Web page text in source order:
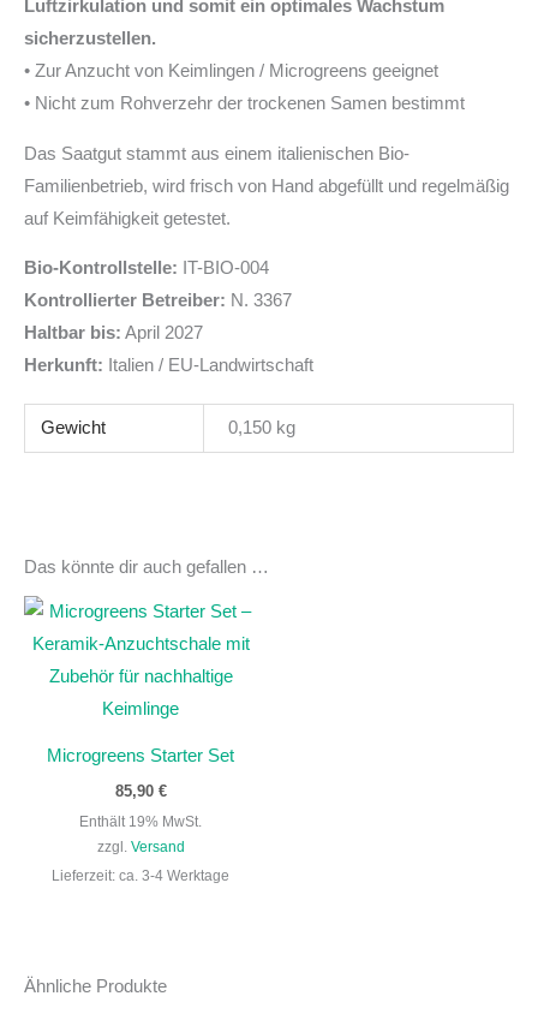
Luftzirkulation und somit ein optimales Wachstum
sicherzustellen.
• Zur Anzucht von Keimlingen / Microgreens geeignet
• Nicht zum Rohverzehr der trockenen Samen bestimmt
Das Saatgut stammt aus einem italienischen Bio-
Familienbetrieb, wird frisch von Hand abgefüllt und regelmäßig
auf Keimfähigkeit getestet.
Bio-Kontrollstelle: IT-BIO-004
Kontrollierter Betreiber: N. 3367
Haltbar bis: April 2027
Herkunft: Italien / EU-Landwirtschaft
Gewicht 0,150 kg
Das könnte dir auch gefallen …
Microgreens Starter Set
85,90 €
Enthält 19% MwSt.
zzgl. Versand
Lieferzeit: ca. 3-4 Werktage
Ähnliche Produkte